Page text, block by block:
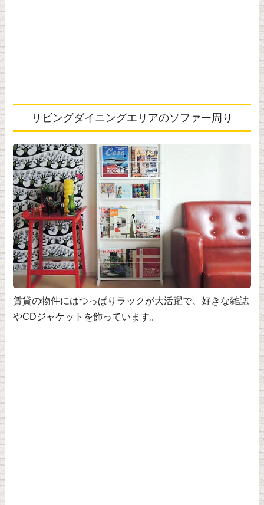
リビングダイニングエリアのソファー周り
賃貸の物件にはつっぱりラックが大活躍で、好きな雑誌
やCDジャケットを飾っています。